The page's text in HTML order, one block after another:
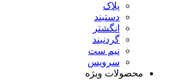
پلاک
دستبند
انگشتر
گردنبند
نیم ست
سرویس
محصولات ویژه